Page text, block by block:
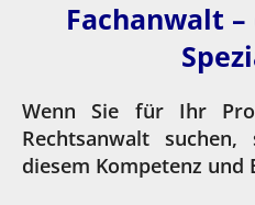
Fachanwalt
Wenn Sie für Ihr
Rechtsanwalt
diesem Kompetenz und